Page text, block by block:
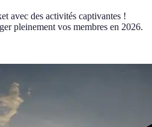
avec des activités captivantes !
pleinement vos membres en 2026.